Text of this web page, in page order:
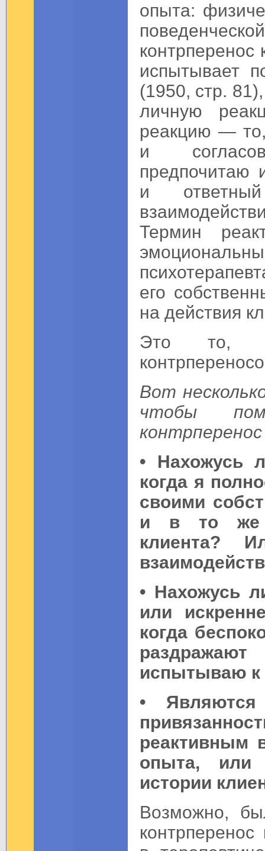
опыта:
контрперенос
испытывает
(1950, стр.
личную
реакцию —
и
предпочитаю
и
Термин
его
на действия
Это то,
Вот
чтобы
• Нахожусь
когда я
своими
и в то же
клиента?
• Нахожусь
или
когда
испытываю к
•
реактивным
опыта, или
истории
Возможно,
контрперенос